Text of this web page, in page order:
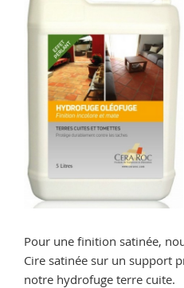
Pour une finition satinée,
Cire satinée sur un support
notre hydrofuge terre cuite.